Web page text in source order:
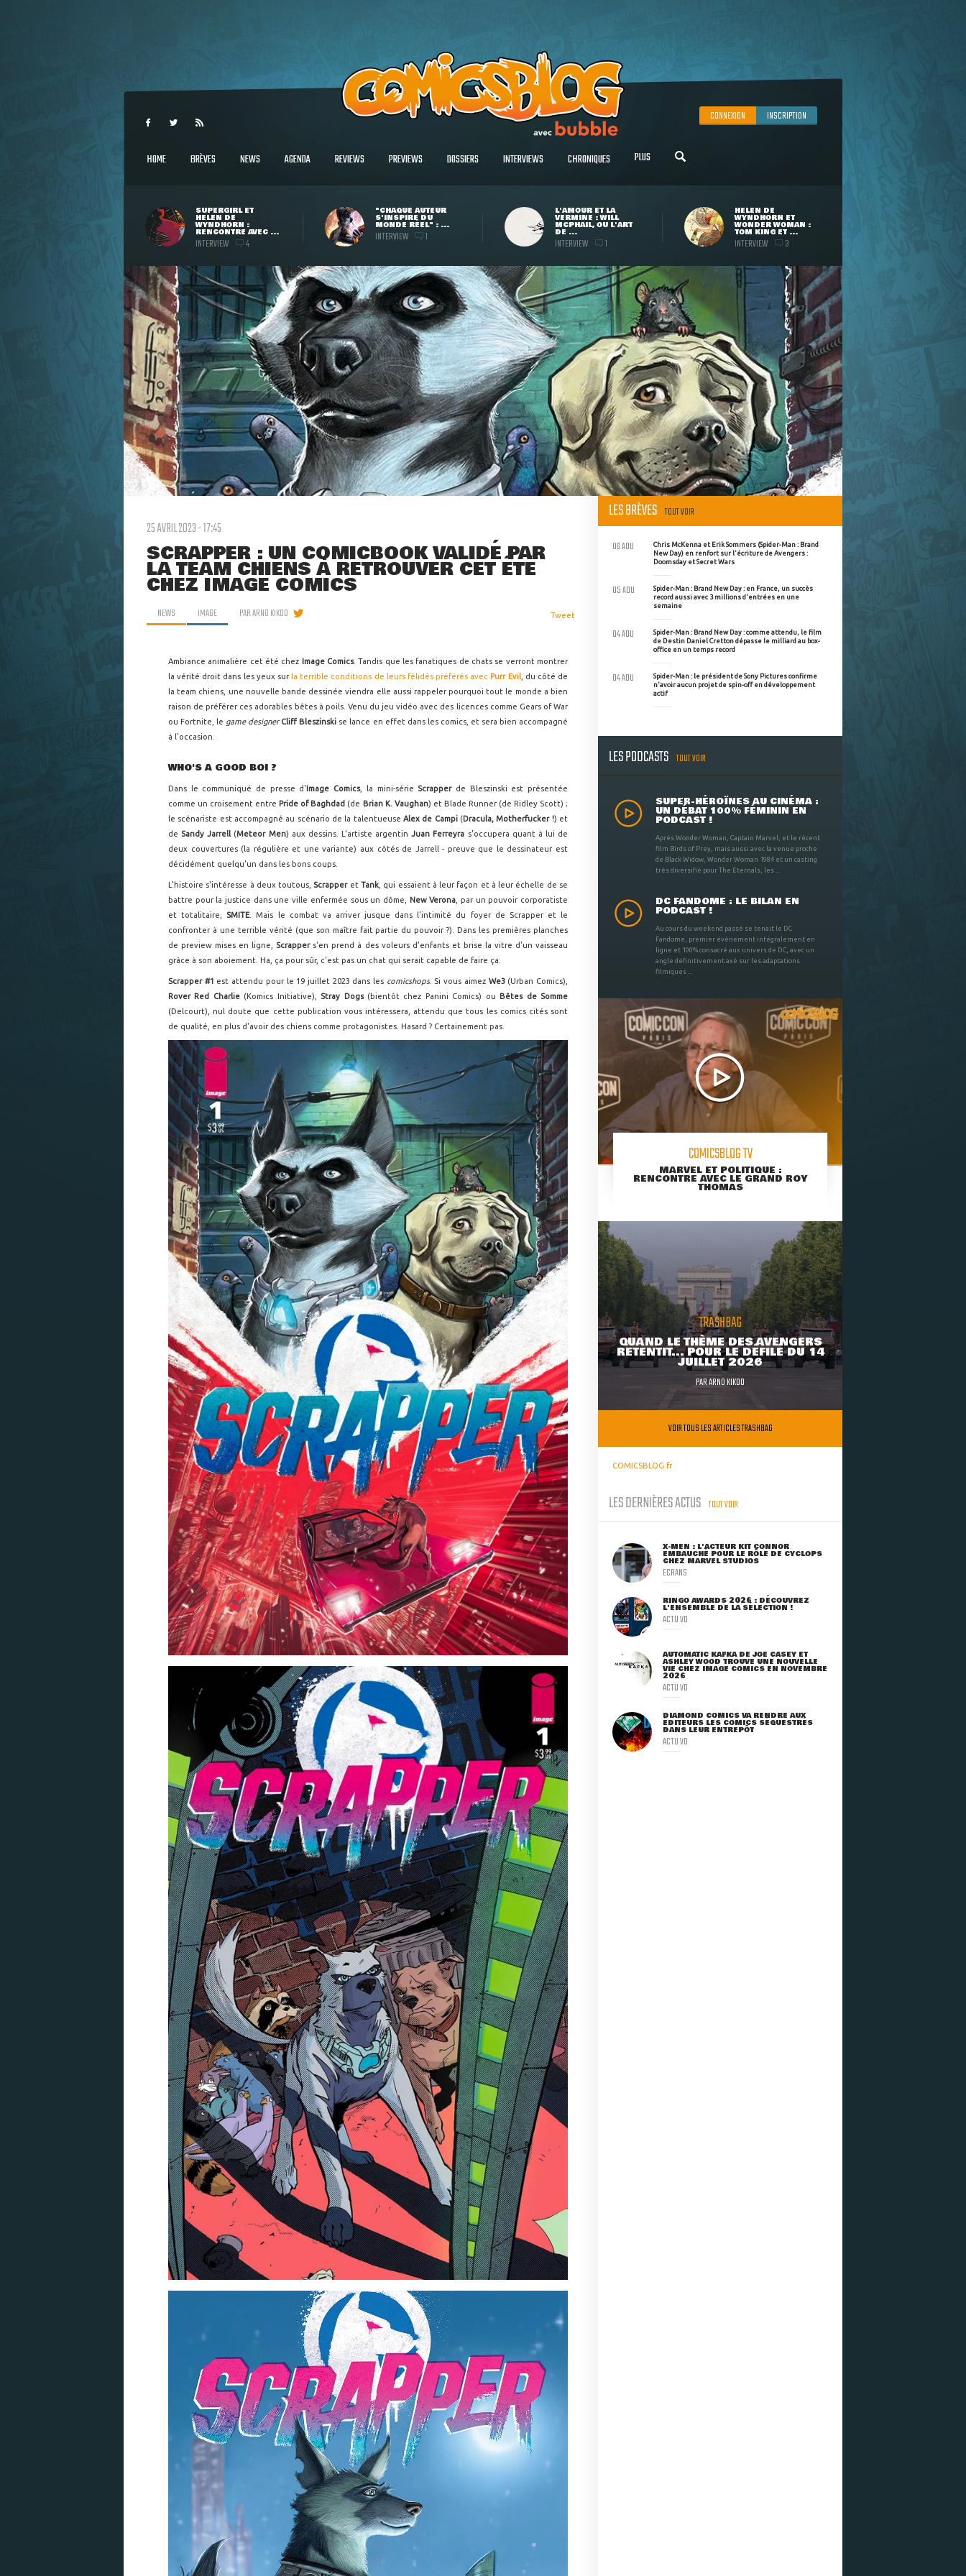
CONNEXION INSCRIPTION
HOME BRÈVES NEWS AGENDA REVIEWS PREVIEWS DOSSIERS INTERVIEWS CHRONIQUES PLUS
SUPERGIRL ET
HELEN DE
WYNDHORN :
RENCONTRE AVEC ...
INTERVIEW 4
"CHAQUE AUTEUR
S'INSPIRE DU
MONDE RÉEL" : ...
INTERVIEW 1
L'AMOUR ET LA
VERMINE : WILL
MCPHAIL, OU L'ART
DE ...
INTERVIEW 1
HELEN DE
WYNDHORN ET
WONDER WOMAN :
TOM KING ET ...
INTERVIEW 3
25 AVRIL 2023 - 17:45
SCRAPPER : UN COMICBOOK VALIDÉ PAR
LA TEAM CHIENS À RETROUVER CET ÉTÉ
CHEZ IMAGE COMICS
NEWS IMAGE PARARNO KIKOO Tweet
Ambiance animalière cet été chez Image Comics. Tandis que les fanatiques de chats se verront montrer
la vérité droit dans les yeux sur la terrible conditions de leurs félidés préférés avecPurr Evil, du côté de
la team chiens, une nouvelle bande dessinée viendra elle aussi rappeler pourquoi tout le monde a bien
raison de préférer ces adorables bêtes à poils. Venu du jeu vidéo avec des licences comme Gears of War
ou Fortnite, le game designerCliff Bleszinski se lance en effet dans les comics, et sera bien accompagné
à l'occasion.
WHO'S A GOOD BOI ?
Dans le communiqué de presse d' Image Comics, la mini-série Scrapperde Bleszinski est présentée
comme un croisement entre Pride of Baghdad (de Brian K. Vaughan) et Blade Runner (de Ridley Scott) ;
le scénariste est accompagné au scénario de la talentueuse Alex de Campi (Dracula, Motherfucker !) et
de Sandy Jarrell (Meteor Men) aux dessins. L'artiste argentinJuan Ferreyra s'occupera quant à lui de
deux couvertures (la régulière et une variante) aux côtés de Jarrell - preuve que le dessinateur est
décidément quelqu'un dans les bons coups.
L'histoire s'intéresse à deux toutous, Scrapper et Tank, qui essaient à leur façon et à leur échelle de se
battre pour la justice dans une ville enfermée sous un dôme,
New Verona , par un pouvoir corporatiste
et totalitaire, SMITE . Mais le combat va arriver jusque dans l'intimité du foyer de Scrapper et le
confronter à une terrible vérité (que son maître fait partie du pouvoir ?). Dans les premières planches
de preview mises en ligne, Scrapper s'en prend à des voleurs d'enfants et brise la vitre d'un vaisseau
grâce à son aboiement. Ha, ça pour sûr, c'est pas un chat qui serait capable de faire ça.
Scrapper #1 est attendu pour le 19 juillet 2023 dans les comicshops. Si vous aimez We3 (Urban Comics),
Rover Red Charlie (Komics Initiative), Stray Dogs (bientôt chez Panini Comics) ou
Bêtes de Somme
(Delcourt), nul doute que cette publication vous intéressera, attendu que tous les comics cités sont
de qualité, en plus d'avoir des chiens comme protagonistes. Hasard ? Certainement pas.
LES BRÈVES TOUT VOIR
Chris McKenna et Erik Sommers (Spider-Man : Brand
New Day) en renfort sur l'écriture de Avengers :
Doomsday et Secret Wars
06 AOU
Spider-Man : Brand New Day : en France, un succès
record aussi avec 3 millions d'entrées en une
semaine
05 AOU
Spider-Man : Brand New Day : comme attendu, le film
de Destin Daniel Cretton dépasse le milliard au box-
office en un temps record
04 AOU
Spider-Man : le président de Sony Pictures confirme
n'avoir aucun projet de spin-off en développement
actif
04 AOU
LES PODCASTS TOUT VOIR
SUPER-HÉROÏNES AU CINÉMA :
UN DÉBAT 100% FÉMININ EN
PODCAST !
Après Wonder Woman, Captain Marvel, et le récent
film Birds of Prey, mais aussi avec la venue proche
de Black Widow, Wonder Woman 1984 et un casting
très diversifié pour The Eternals, les ...
DC FANDOME : LE BILAN EN
PODCAST !
Au cours du weekend passé se tenait le DC
Fandome, premier évènement intégralement en
ligne et 100% consacré aux univers de DC, avec un
angle définitivement axé sur les adaptations
filmiques ...
COMICSBLOG TV
MARVEL ET POLITIQUE :
RENCONTRE AVEC LE GRAND ROY
THOMAS
TRASHBAG
QUAND LE THÈME DES AVENGERS
RETENTIT... POUR LE DÉFILÉ DU 14
JUILLET 2026
PARARNO KIKOO
VOIR TOUS LES ARTICLES TRASHBAG
COMICSBLOG.fr
LES DERNIÈRES ACTUS TOUT VOIR
X-MEN : L'ACTEUR KIT CONNOR
EMBAUCHÉ POUR LE RÔLE DE CYCLOPS
CHEZ MARVEL STUDIOS
ECRANS
RINGO AWARDS 2026 : DÉCOUVREZ
L'ENSEMBLE DE LA SÉLECTION !
ACTU VO
AUTOMATIC KAFKA DE JOE CASEY ET
ASHLEY WOOD TROUVE UNE NOUVELLE
VIE CHEZ IMAGE COMICS EN NOVEMBRE
2026
ACTU VO
DIAMOND COMICS VA RENDRE AUX
ÉDITEURS LES COMICS SÉQUESTRÉS
DANS LEUR ENTREPÔT
ACTU VO